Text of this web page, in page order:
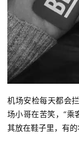
机场安检每天都会
场小哥在苦笑，“乘
其放在鞋子里，有